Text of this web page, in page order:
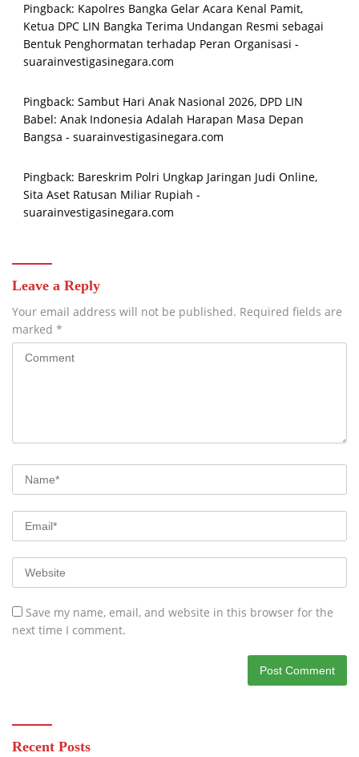
Pingback: Kapolres Bangka Gelar Acara Kenal Pamit,
Ketua DPC LIN Bangka Terima Undangan Resmi sebagai
Bentuk Penghormatan terhadap Peran Organisasi -
suarainvestigasinegara.com
Pingback: Sambut Hari Anak Nasional 2026, DPD LIN
Babel: Anak Indonesia Adalah Harapan Masa Depan
Bangsa - suarainvestigasinegara.com
Pingback: Bareskrim Polri Ungkap Jaringan Judi Online,
Sita Aset Ratusan Miliar Rupiah -
suarainvestigasinegara.com
Leave a Reply
Your email address will not be published. Required fields are
marked *
Save my name, email, and website in this browser for the
next time I comment.
Recent Posts